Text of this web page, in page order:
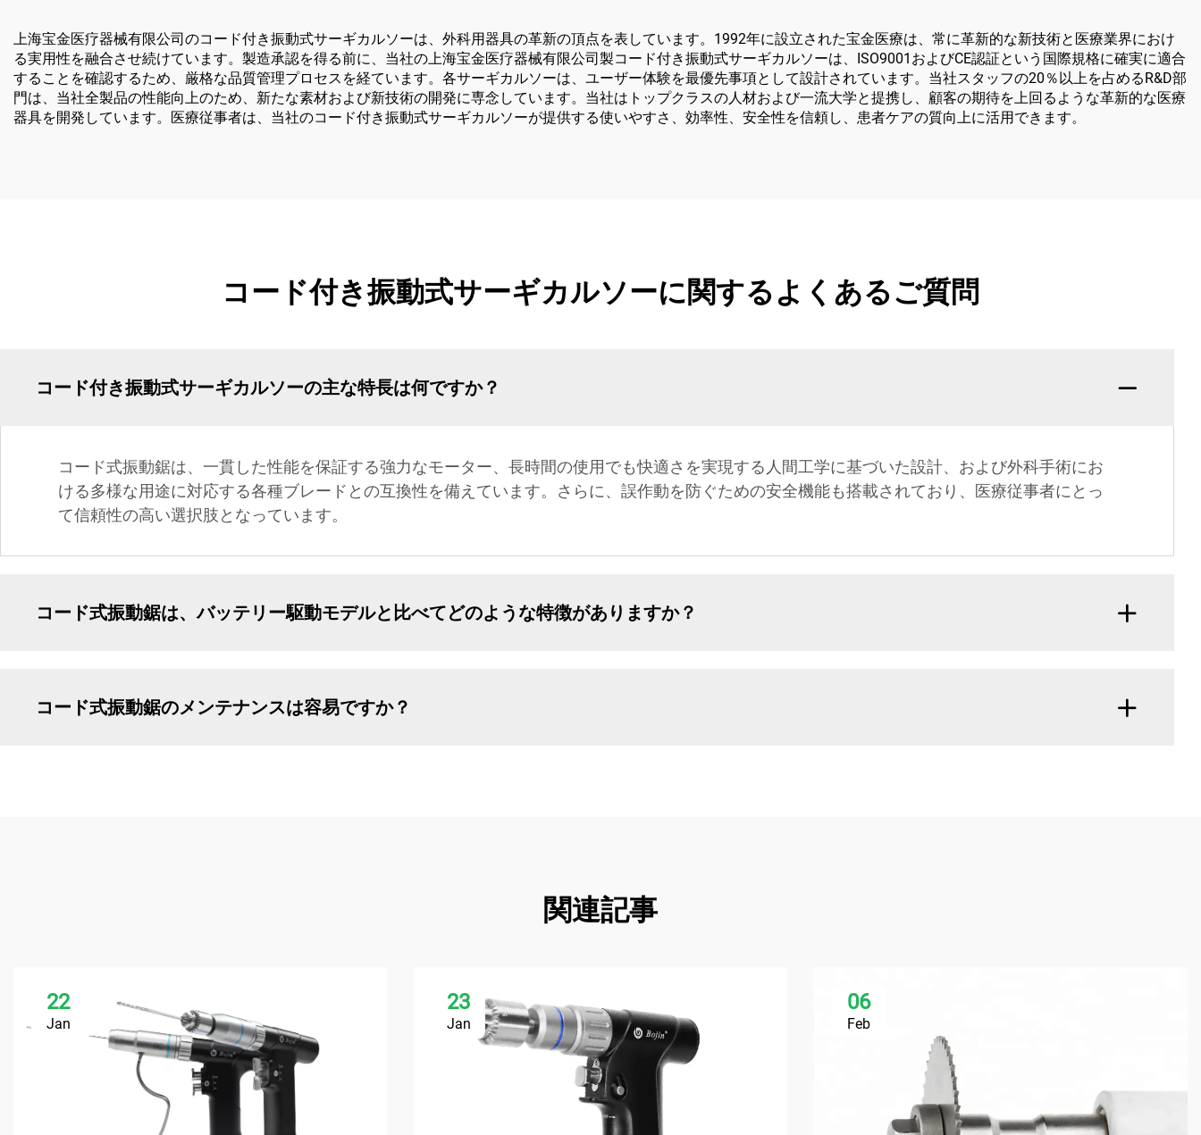
上海宝金医疗器械有限公司のコード付き振動式サーギカルソーは、外科用器具の革新の頂点を表しています。1992年に設立された宝金医療は、常に革新的な新技術と医療業界におけ
る実用性を融合させ続けています。製造承認を得る前に、当社の上海宝金医疗器械有限公司製コード付き振動式サーギカルソーは、ISO9001およびCE認証という国際規格に確実に適合
することを確認するため、厳格な品質管理プロセスを経ています。各サーギカルソーは、ユーザー体験を最優先事項として設計されています。当社スタッフの20％以上を占めるR&D部
門は、当社全製品の性能向上のため、新たな素材および新技術の開発に専念しています。当社はトップクラスの人材および一流大学と提携し、顧客の期待を上回るような革新的な医療
器具を開発しています。医療従事者は、当社のコード付き振動式サーギカルソーが提供する使いやすさ、効率性、安全性を信頼し、患者ケアの質向上に活用できます。
コード付き振動式サーギカルソーに関するよくあるご質問
コード付き振動式サーギカルソーの主な特長は何ですか？
コード式振動鋸は、一貫した性能を保証する強力なモーター、長時間の使用でも快適さを実現する人間工学に基づいた設計、および外科手術にお
ける多様な用途に対応する各種ブレードとの互換性を備えています。さらに、誤作動を防ぐための安全機能も搭載されており、医療従事者にとっ
て信頼性の高い選択肢となっています。
コード式振動鋸は、バッテリー駆動モデルと比べてどのような特徴がありますか？
コード式振動鋸のメンテナンスは容易ですか？
関連記事
22
Jan
23
Jan
06
Feb